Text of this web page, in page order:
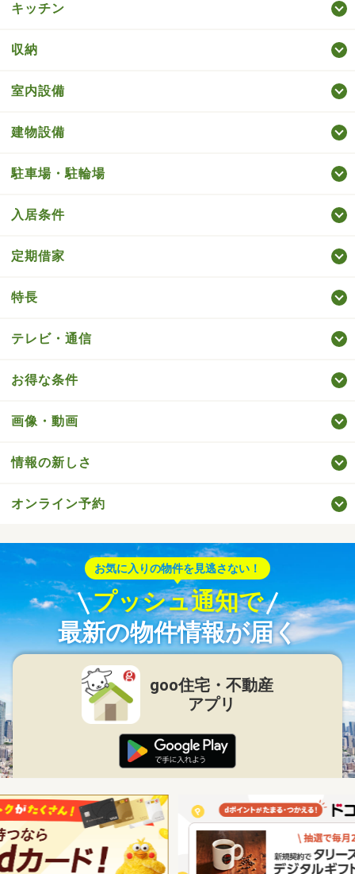
キッチン
収納
室内設備
建物設備
駐車場・駐輪場
入居条件
定期借家
特長
テレビ・通信
お得な条件
画像・動画
情報の新しさ
オンライン予約
お気に入りの物件を見逃さない！
プッシュ通知で
最新の物件情報が届く
goo住宅・不動産
アプリ